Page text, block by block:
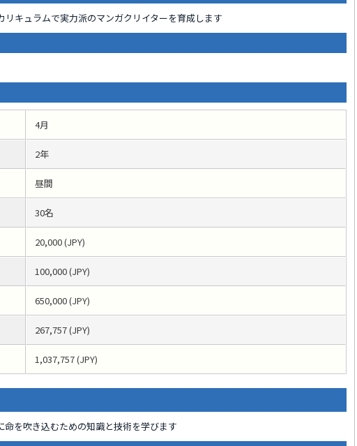
リキュラムで実力派のマンガクリイターを育成します
4月
2年
昼間
30名
20,000 (JPY)
100,000 (JPY)
650,000 (JPY)
267,757 (JPY)
1,037,757 (JPY)
命を吹き込むための知識と技術を学びます